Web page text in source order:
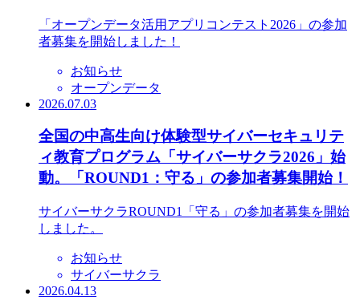
「オープンデータ活用アプリコンテスト2026」の参加
者募集を開始しました！
お知らせ
オープンデータ
2026.07.03
全国の中高生向け体験型サイバーセキュリテ
ィ教育プログラム「サイバーサクラ2026」始
動。「ROUND1：守る」の参加者募集開始！
サイバーサクラROUND1「守る」の参加者募集を開始
しました。
お知らせ
サイバーサクラ
2026.04.13